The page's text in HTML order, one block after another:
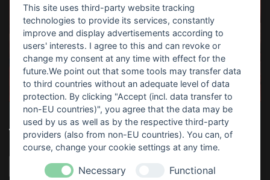
TOP-SUCHBEGRIFFE
Horrorparty Home Haunting Haunt Download
This site uses third-party website tracking
technologies to provide its services, constantly
improve and display advertisements according to
users' interests. I agree to this and can revoke or
change my consent at any time with effect for the
future.We point out that some tools may transfer data
to third countries without an adequate level of data
protection. By clicking "Accept (incl. data transfer to
non-EU countries)", you agree that the data may be
used by us as well as by the respective third-party
providers (also from non-EU countries). You can, of
course, change your cookie settings at any time.
Necessary Functional